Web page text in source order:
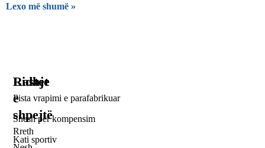
Lexo më shumë »
Lidhje
e
shpejtë
Rreth
Rastet
Pista vrapimi e parafabrikuar
Shesh për kompensim
Kati sportiv